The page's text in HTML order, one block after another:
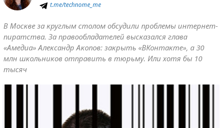
t.me/technome_me
В Москве за круглым столом обсудили проблемы интернет-
пиратства. За правообладателей высказался глава
«Амедиа» Александр Акопов: закрыть «ВКонтакте», а 30
млн школьников отправить в тюрьму. Или хотя бы 10
тысяч